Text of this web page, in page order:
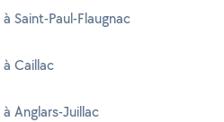
Saint-Paul-Flaugnac
Caillac
Anglars-Juillac